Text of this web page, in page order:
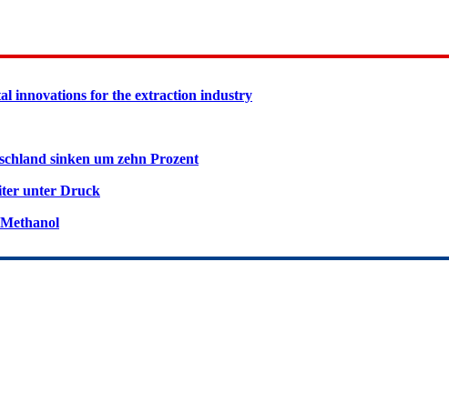
innovations for the extraction industry
sinken um zehn Prozent
unter Druck